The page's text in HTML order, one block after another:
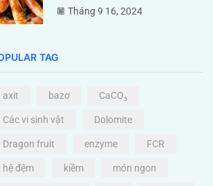
Tháng 9 16, 2024
TAG
axit bazơ CaCO₃
Các vi sinh vật Dolomite
Dragon fruit enzyme FCR
hệ đệm kiềm món ngon